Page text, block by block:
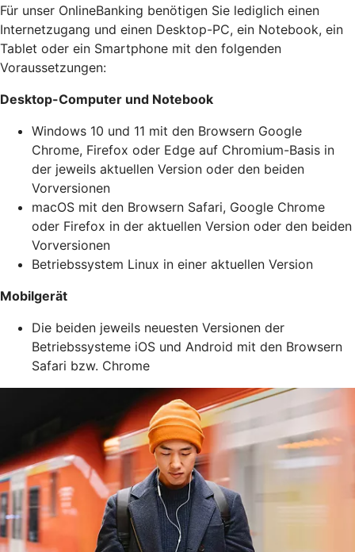
Für unser OnlineBanking benötigen Sie lediglich einen
Internetzugang und einen Desktop-PC, ein Notebook, ein
Tablet oder ein Smartphone mit den folgenden
Voraussetzungen:
Desktop-Computer und Notebook
Windows 10 und 11 mit den Browsern Google
Chrome, Firefox oder Edge auf Chromium-Basis in
der jeweils aktuellen Version oder den beiden
Vorversionen
macOS mit den Browsern Safari, Google Chrome
oder Firefox in der aktuellen Version oder den beiden
Vorversionen
Betriebssystem Linux in einer aktuellen Version
Mobilgerät
Die beiden jeweils neuesten Versionen der
Betriebssysteme iOS und Android mit den Browsern
Safari bzw. Chrome